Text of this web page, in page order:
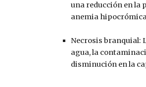
una reducción en la
anemia
Necrosis branquial:
agua, la
disminución en la